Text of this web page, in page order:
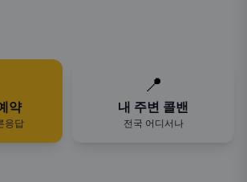
약
응답
📍
내 주변 콜밴
전국 어디서나